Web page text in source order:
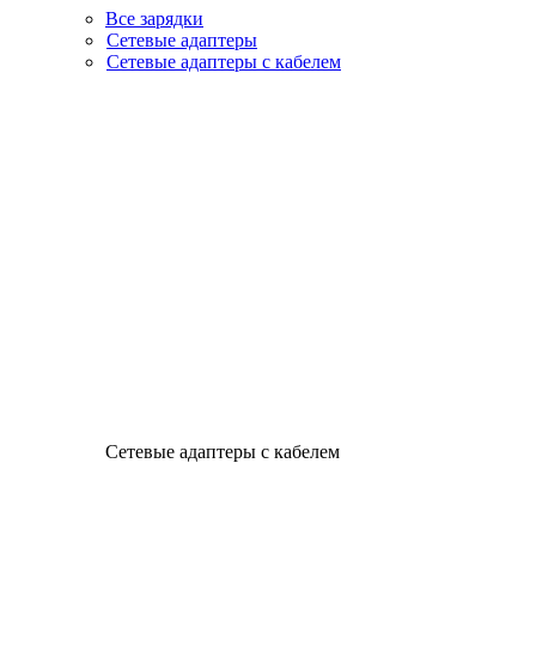
Все зарядки
Сетевые адаптеры
Сетевые адаптеры с кабелем
Сетевые адаптеры с кабелем